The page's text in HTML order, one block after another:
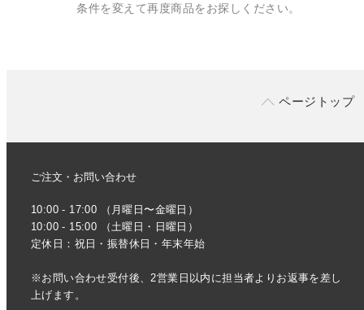
条件を変えて再度商品をお探しください。
ページトップ
ご注文・お問い合わせ
10:00 - 17:00 （月曜日〜金曜日）
10:00 - 15:00 （土曜日・日曜日）
定休日：祝日・振替休日・年末年始
※お問い合わせ受付後、2営業日以内に担当者よりお返事を差し
上げます。